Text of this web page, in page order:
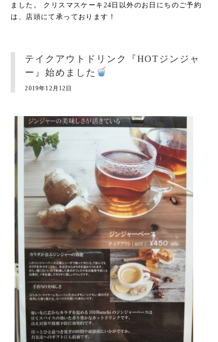
ました。 クリスマスケーキ24日以外のお日にちのご予約
は、店頭にて承っております！
テイクアウトドリンク『HOTジンジャ
ー』始めました
2019年12月12日